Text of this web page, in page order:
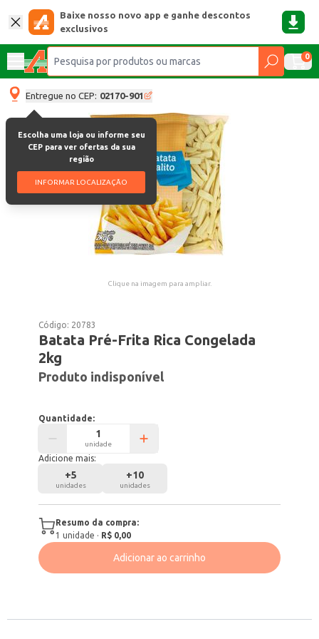
Baixe nosso novo app e ganhe descontos
exclusivos
0
Entregue no CEP: 02170-901
Escolha uma loja ou informe seu
CEP para ver ofertas da sua
região
INFORMAR LOCALIZAÇÃO
Clique na imagem para ampliar.
Código: 20783
Batata Pré-Frita Rica Congelada
2kg
Produto indisponível
Quantidade:
unidade
Adicione mais:
+5
unidades
+10
unidades
Resumo da compra:
1 unidade · R$ 0,00
Adicionar ao carrinho